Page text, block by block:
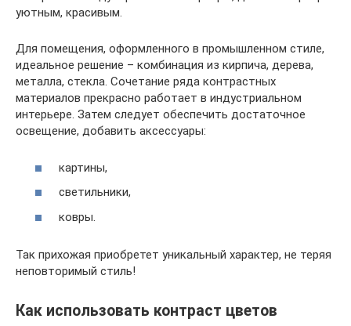
уютным, красивым.
Для помещения, оформленного в промышленном стиле,
идеальное решение – комбинация из кирпича, дерева,
металла, стекла. Сочетание ряда контрастных
материалов прекрасно работает в индустриальном
интерьере. Затем следует обеспечить достаточное
освещение, добавить аксессуары:
картины,
светильники,
ковры.
Так прихожая приобретет уникальный характер, не теряя
неповторимый стиль!
Как использовать контраст цветов